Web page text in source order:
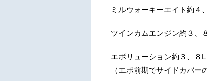
ミルウォーキーエイト約４
ツインカムエンジン約３、
エボリューション約３、８L
（エボ前期でサイドカバー